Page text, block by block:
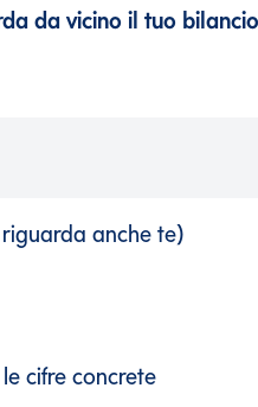
da vicino il tuo
anche te)-
anche te)
cifre concrete
cifre concrete